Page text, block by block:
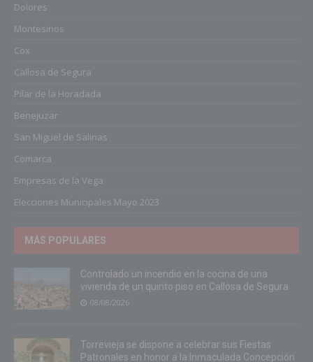
Dolores
Montesinos
Cox
Callosa de Segura
Pilar de la Horadada
Benejuzar
San Miguel de Salinas
Comarca
Empresas de la Vega
Elecciones Municipales Mayo 2023
MÁS POPULARES
Controlado un incendio en la cocina de una
vivienda de un quinto piso en Callosa de Segura
08/08/2026
Torrevieja se dispone a celebrar sus Fiestas
Patronales en honor a la Inmaculada Concepción